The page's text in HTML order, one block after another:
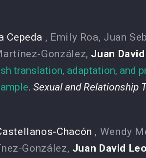
Cepeda , Emily Roa, Juan
González, Juan
translation, adaptation, and
. Sexual and Relationship
Chacón , Wendy
González, Juan David